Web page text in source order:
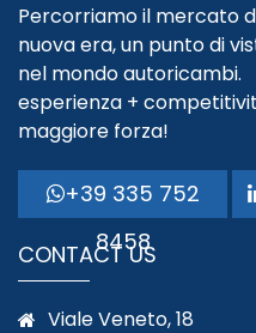
Percorriamo il mercato
nuova era, un punto di
nel mondo autoricambi.
esperienza +
maggiore forza!
+39 335 752
8458
CONTACT US
Viale Veneto, 18